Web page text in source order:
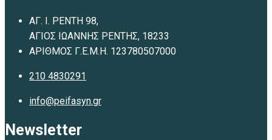
ΑΓ. Ι. ΡΕΝΤΗ 98,
ΑΓΙΟΣ ΙΩΑΝΝΗΣ ΡΕΝΤΗΣ, 18233
ΑΡΙΘΜΟΣ Γ.Ε.Μ.Η. 123780507000
210 4830291
info@peifasyn.gr
Newsletter